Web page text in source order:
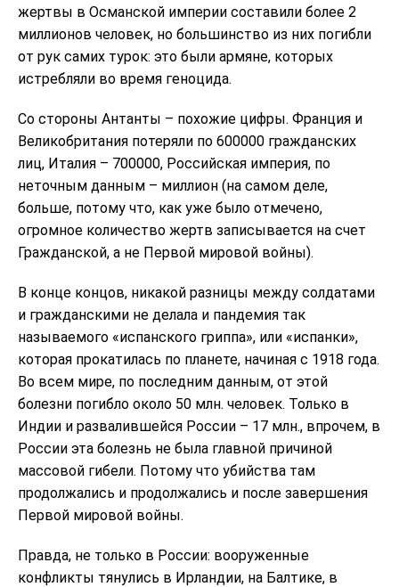
жертвы в Османской империи составили более 2
миллионов человек, но большинство из них погибли
от рук самих турок: это были армяне, которых
истребляли во время геноцида.
Со стороны Антанты – похожие цифры. Франция и
Великобритания потеряли по 600000 гражданских
лиц, Италия – 700000, Российская империя, по
неточным данным – миллион (на самом деле,
больше, потому что, как уже было отмечено,
огромное количество жертв записывается на счет
Гражданской, а не Первой мировой войны).
В конце концов, никакой разницы между солдатами
и гражданскими не делала и пандемия так
называемого «испанского гриппа», или «испанки»,
которая прокатилась по планете, начиная с 1918 года.
Во всем мире, по последним данным, от этой
болезни погибло около 50 млн. человек. Только в
Индии и развалившейся России – 17 млн., впрочем, в
России эта болезнь не была главной причиной
массовой гибели. Потому что убийства там
продолжались и продолжались и после завершения
Первой мировой войны.
Правда, не только в России: вооруженные
конфликты тянулись в Ирландии, на Балтике, в